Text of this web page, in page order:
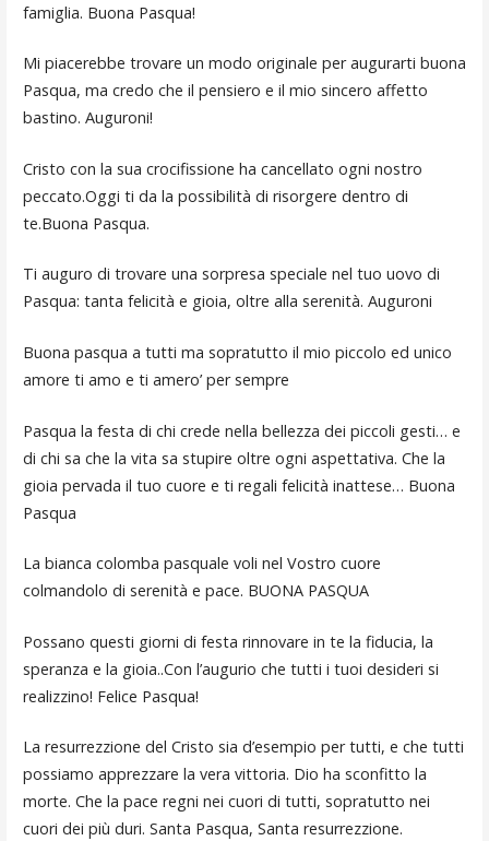
famiglia. Buona Pasqua!
Mi piacerebbe trovare un modo originale per augurarti buona
Pasqua, ma credo che il pensiero e il mio sincero affetto
bastino. Auguroni!
Cristo con la sua crocifissione ha cancellato ogni nostro
peccato.Oggi ti da la possibilità di risorgere dentro di
te.Buona Pasqua.
Ti auguro di trovare una sorpresa speciale nel tuo uovo di
Pasqua: tanta felicità e gioia, oltre alla serenità. Auguroni
Buona pasqua a tutti ma sopratutto il mio piccolo ed unico
amore ti amo e ti amero’ per sempre
Pasqua la festa di chi crede nella bellezza dei piccoli gesti… e
di chi sa che la vita sa stupire oltre ogni aspettativa. Che la
gioia pervada il tuo cuore e ti regali felicità inattese… Buona
Pasqua
La bianca colomba pasquale voli nel Vostro cuore
colmandolo di serenità e pace. BUONA PASQUA
Possano questi giorni di festa rinnovare in te la fiducia, la
speranza e la gioia..Con l’augurio che tutti i tuoi desideri si
realizzino! Felice Pasqua!
La resurrezzione del Cristo sia d’esempio per tutti, e che tutti
possiamo apprezzare la vera vittoria. Dio ha sconfitto la
morte. Che la pace regni nei cuori di tutti, sopratutto nei
cuori dei più duri. Santa Pasqua, Santa resurrezzione.